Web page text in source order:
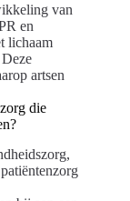
van
en
lichaam
artsen
die